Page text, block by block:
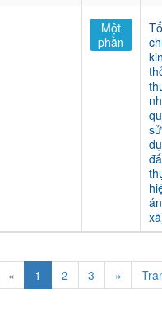
Một
phần
Tổ
sử
« 1 2 3 »